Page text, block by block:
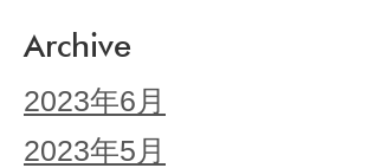
Archive
2023年6月
2023年5月